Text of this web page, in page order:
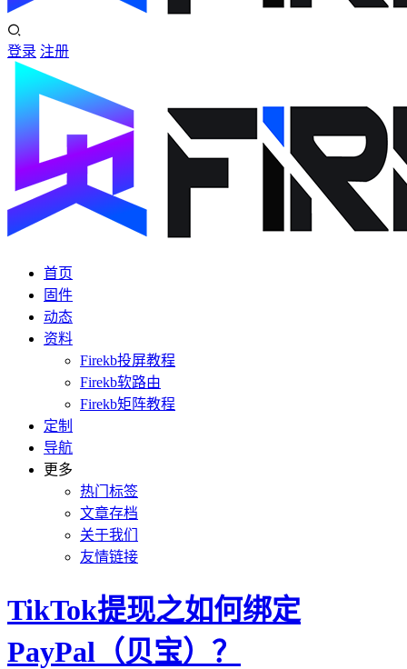
登录 注册
首页
固件
动态
资料
Firekb投屏教程
Firekb软路由
Firekb矩阵教程
定制
导航
更多
热门标签
文章存档
关于我们
友情链接
TikTok提现之如何绑定
PayPal（贝宝）？